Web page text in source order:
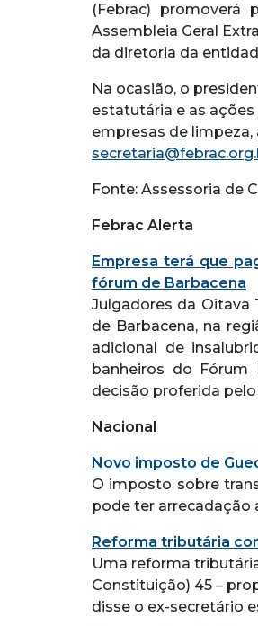
(Febrac) promoverá
Assembleia Geral
da diretoria da
Na ocasião, o
estatutária e as
empresas de limpeza,
Fonte: Assessoria de
Febrac Alerta
Empresa terá que
fórum de Barbacena
Julgadores da Oitava
de Barbacena, na
adicional de
banheiros do Fórum
decisão proferida pelo
Nacional
Novo imposto de
O imposto sobre
pode ter arrecadação
Reforma tributária
Uma reforma
Constituição) 45 –
disse o ex-secretário